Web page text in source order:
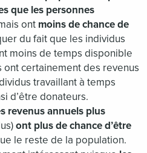
que les personnes
ont moins de chance de
du fait que les individus
moins de temps disponible
certainement des revenus
travaillant à temps
d’être donateurs.
revenus annuels plus
ont plus de chance d’être
le reste de la population.